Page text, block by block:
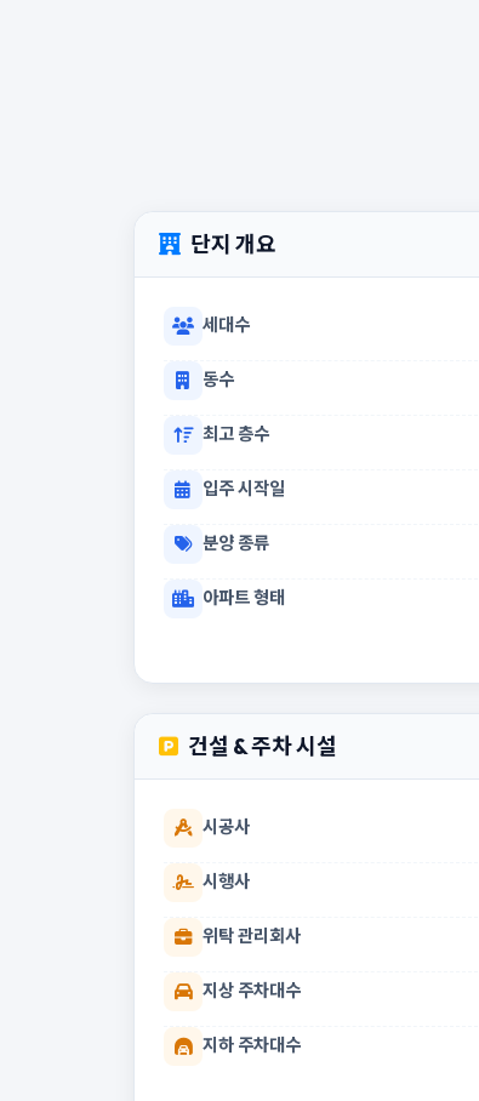
단지 개요
세대수
동수
최고 층수
입주 시작일
분양 종류
아파트 형태
건설 & 주차 시설
시공사
시행사
위탁 관리회사
지상 주차대수
지하 주차대수